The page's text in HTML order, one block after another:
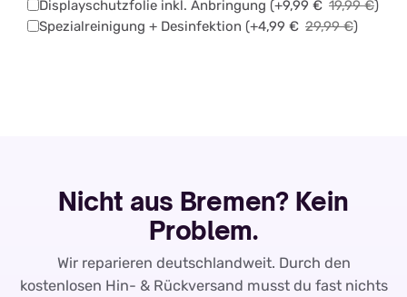
(2020)
Displayschutzfolie inkl. Anbringung (+9,99 € 19,99€)
Spezialreinigung + Desinfektion (+4,99 € 29,99€)
Nicht aus Bremen? Kein
Problem.
Wir reparieren deutschlandweit. Durch den
kostenlosen Hin- & Rückversand musst du fast nichts